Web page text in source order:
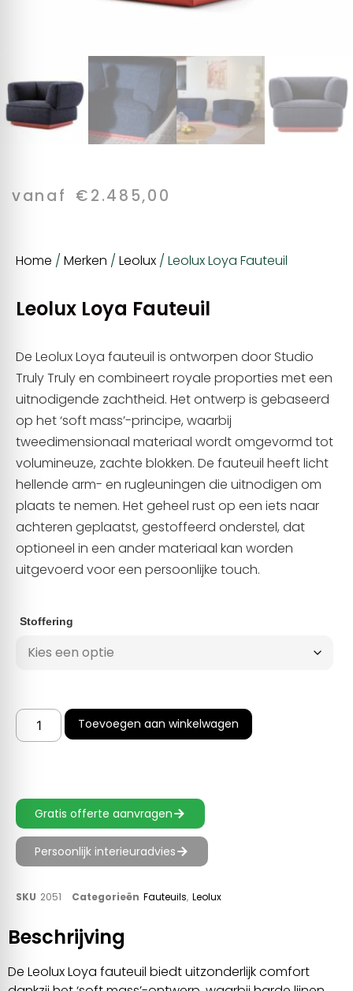
vanaf €2.485,00
Home / Merken / Leolux / Leolux Loya Fauteuil
Leolux Loya Fauteuil
De Leolux Loya fauteuil is ontworpen door Studio
Truly Truly en combineert royale proporties met een
uitnodigende zachtheid. Het ontwerp is gebaseerd
op het ‘soft mass’-principe, waarbij
tweedimensionaal materiaal wordt omgevormd tot
volumineuze, zachte blokken. De fauteuil heeft licht
hellende arm- en rugleuningen die uitnodigen om
plaats te nemen. Het geheel rust op een iets naar
achteren geplaatst, gestoffeerd onderstel, dat
optioneel in een ander materiaal kan worden
uitgevoerd voor een persoonlijke touch.
Stoffering
Toevoegen aan winkelwagen
Gratis offerte aanvragen
Persoonlijk interieuradvies
SKU 2051 Categorieën Fauteuils, Leolux
Beschrijving
De Leolux Loya fauteuil biedt uitzonderlijk comfort